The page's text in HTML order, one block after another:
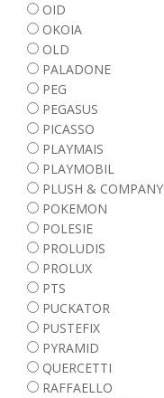
OID
OKOIA
OLD
PALADONE
PEG
PEGASUS
PICASSO
PLAYMAIS
PLAYMOBIL
PLUSH & COMPANY
POKEMON
POLESIE
PROLUDIS
PROLUX
PTS
PUCKATOR
PUSTEFIX
PYRAMID
QUERCETTI
RAFFAELLO